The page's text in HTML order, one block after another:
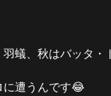
羽蟻、秋はバッタ
に遭うんです😂